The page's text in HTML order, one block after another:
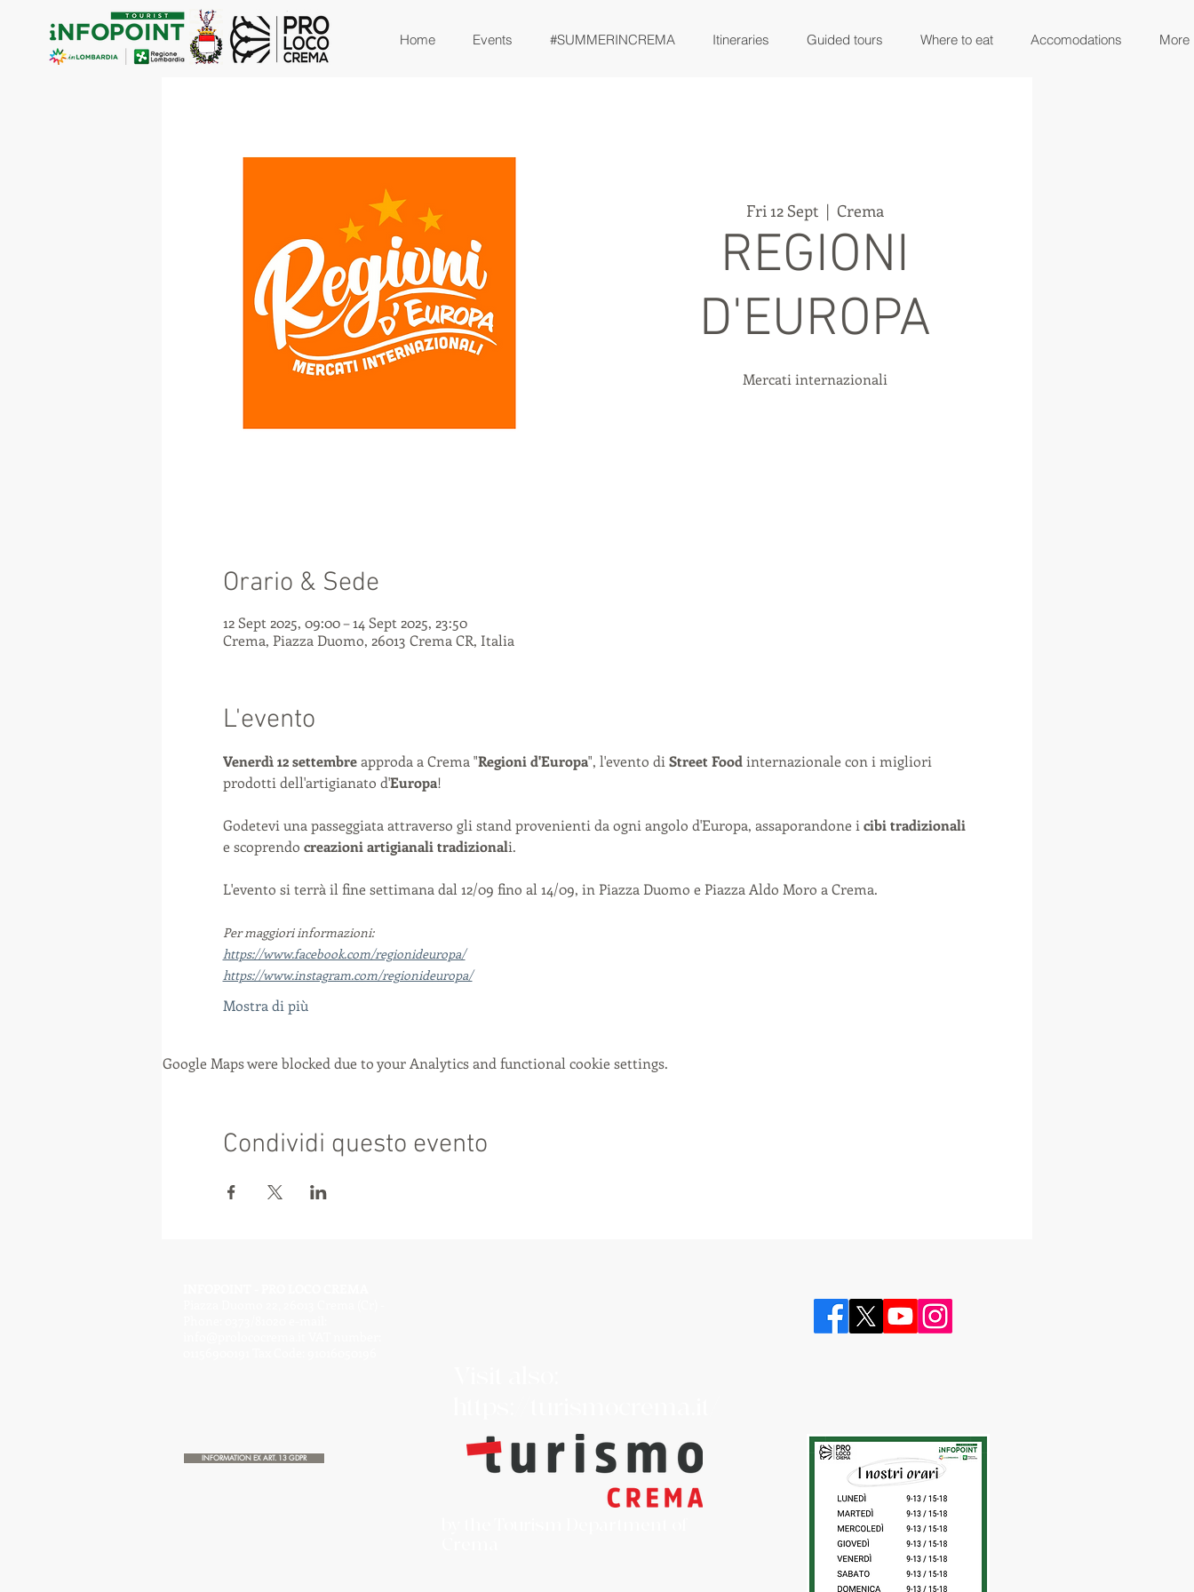
Home Events #SUMMERINCREMA Itineraries Guided tours Where to eat Accomodations More
Fri 12 Sept
  |
Crema
REGIONI
D'EUROPA
Mercati internazionali
Orario & Sede
12 Sept 2025, 09:00 – 14 Sept 2025, 23:50
Crema, Piazza Duomo, 26013 Crema CR, Italia
L'evento
Venerdì 12 settembre approda a Crema "Regioni d'Europa", l'evento di Street Food internazionale con i migliori
prodotti dell'artigianato d'Europa!
Godetevi una passeggiata attraverso gli stand provenienti da ogni angolo d'Europa, assaporandone i cibi tradizionali
e scoprendo creazioni artigianali tradizionali.
L'evento si terrà il fine settimana dal 12/09 fino al 14/09, in Piazza Duomo e Piazza Aldo Moro a Crema.
Per maggiori informazioni:
https://www.facebook.com/regionideuropa/
https://www.instagram.com/regionideuropa/
Mostra di più
Google Maps were blocked due to your Analytics and functional cookie settings.
Condividi questo evento
INFORMATION EX ART. 13 GDPR